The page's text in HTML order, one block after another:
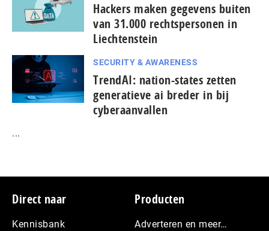
Hackers maken gegevens buiten
van 31.000 rechtspersonen in
Liechtenstein
SECURITY & AWARENESS
TrendAI: nation-states zetten
generatieve ai breder in bij
cyberaanvallen
...
Footer
Direct naar
Kennisbank
Producten
Adverteren en meer…